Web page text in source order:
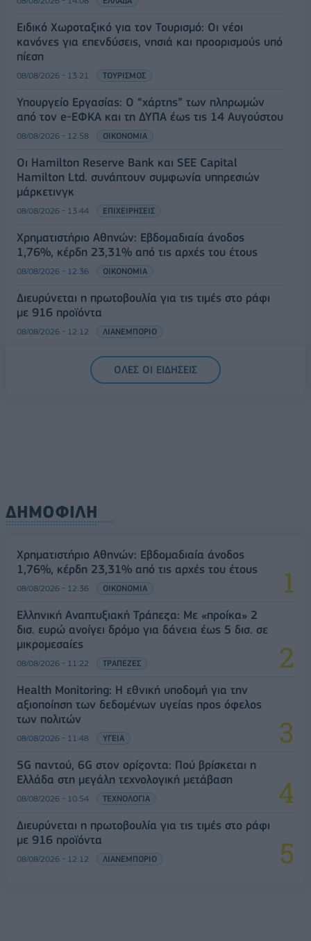
Ειδικό Χωροταξικό για τον Τουρισμό: Οι νέοι
κανόνες για επενδύσεις, νησιά και προορισμούς υπό
πίεση
08/08/2026 - 13:21 ΤΟΥΡΙΣΜΟΣ
Υπουργείο Εργασίας: Ο “χάρτης” των πληρωμών
από τον e-ΕΦΚΑ και τη ΔΥΠΑ έως τις 14 Αυγούστου
08/08/2026 - 12:58 ΟΙΚΟΝΟΜΙΑ
Οι Hamilton Reserve Bank και SEE Capital
Hamilton Ltd. συνάπτουν συμφωνία υπηρεσιών
μάρκετινγκ
08/08/2026 - 13:44 ΕΠΙΧΕΙΡΗΣΕΙΣ
Χρηματιστήριο Αθηνών: Εβδομαδιαία άνοδος
1,76%, κέρδη 23,31% από τις αρχές του έτους
08/08/2026 - 12:36 ΟΙΚΟΝΟΜΙΑ
Διευρύνεται η πρωτοβουλία για τις τιμές στο ράφι
με 916 προϊόντα
08/08/2026 - 12:12 ΛΙΑΝΕΜΠΟΡΙΟ
Health Monitoring: Η εθνική υποδομή για την
αξιοποίηση των δεδομένων υγείας προς όφελος
ΟΛΕΣ ΟΙ ΕΙΔΗΣΕΙΣ
ΔΗΜΟΦΙΛΗ
Χρηματιστήριο Αθηνών: Εβδομαδιαία άνοδος
1,76%, κέρδη 23,31% από τις αρχές του έτους
08/08/2026 - 12:36 ΟΙΚΟΝΟΜΙΑ
Ελληνική Αναπτυξιακή Τράπεζα: Με «προίκα» 2
δισ. ευρώ ανοίγει δρόμο για δάνεια έως 5 δισ. σε
μικρομεσαίες
08/08/2026 - 11:22 ΤΡΑΠΕΖΕΣ
Health Monitoring: Η εθνική υποδομή για την
αξιοποίηση των δεδομένων υγείας προς όφελος
των πολιτών
08/08/2026 - 11:48 ΥΓΕΙΑ
5G παντού, 6G στον ορίζοντα: Πού βρίσκεται η
Ελλάδα στη μεγάλη τεχνολογική μετάβαση
08/08/2026 - 10:54 ΤΕΧΝΟΛΟΓΙΑ
Διευρύνεται η πρωτοβουλία για τις τιμές στο ράφι
με 916 προϊόντα
08/08/2026 - 12:12 ΛΙΑΝΕΜΠΟΡΙΟ